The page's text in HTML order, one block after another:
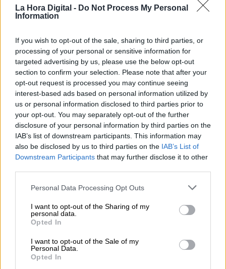
La Hora Digital - Do Not Process My Personal
Information
If you wish to opt-out of the sale, sharing to third parties, or
processing of your personal or sensitive information for
targeted advertising by us, please use the below opt-out
section to confirm your selection. Please note that after your
opt-out request is processed you may continue seeing
interest-based ads based on personal information utilized by
us or personal information disclosed to third parties prior to
your opt-out. You may separately opt-out of the further
disclosure of your personal information by third parties on the
IAB’s list of downstream participants. This information may
also be disclosed by us to third parties on the IAB’s List of
Downstream Participants that may further disclose it to other
Personal Data Processing Opt Outs
I want to opt-out of the Sharing of my
personal data.
Opted In
I want to opt-out of the Sale of my
Personal Data.
Opted In
Hacienda ha comentado la intención de reducir
el déficit público y deuda, pero manteniendo la
atención a las necesidades públicas por la
COVID y la guerra.
La ministra ha aprovechado la rueda de prensa
paradesmentir al Partido Popular que en
repetidas ocasiones aseguraba que el
Gobierno se está “forrando” debido a la
inflación, la hacía señalando que “el
incremento de recaudación que está
experimentando la administración púbica en
al crecimiento económico”.También ha
Comunidades Autónomas, mostrando cómo
los ingresos de las Comunidades han
Administración Central se limitan al 10%.